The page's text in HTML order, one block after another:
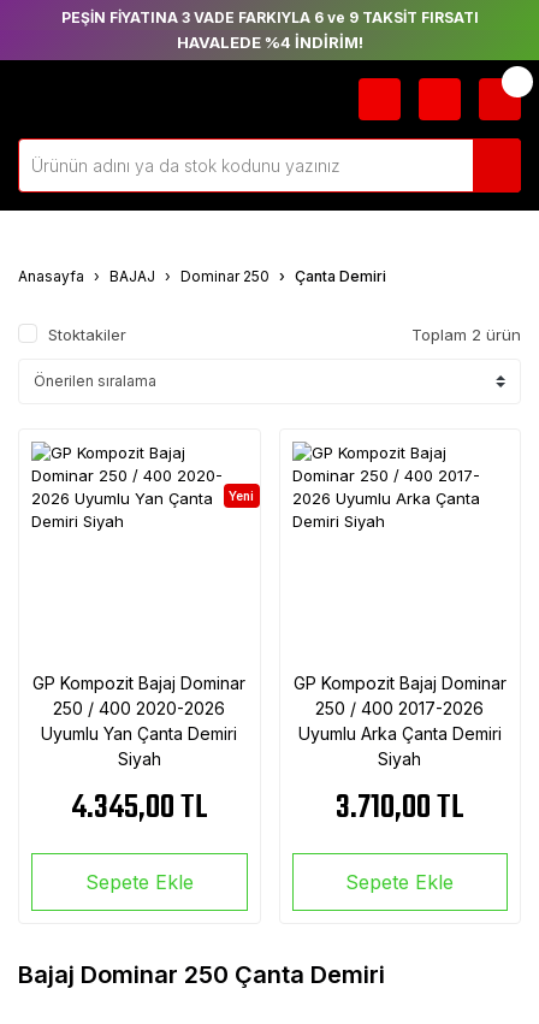
PEŞİN FİYATINA 3 VADE FARKIYLA 6 ve 9 TAKSİT FIRSATI
HAVALEDE %4 İNDİRİM!
Anasayfa BAJAJ Dominar 250 Çanta Demiri
Stoktakiler Toplam 2 ürün
Yeni
GP Kompozit Bajaj Dominar
250 / 400 2020-2026
Uyumlu Yan Çanta Demiri
Siyah
4.345,00 TL
Sepete Ekle
GP Kompozit Bajaj Dominar
250 / 400 2017-2026
Uyumlu Arka Çanta Demiri
Siyah
3.710,00 TL
Sepete Ekle
Bajaj Dominar 250 Çanta Demiri